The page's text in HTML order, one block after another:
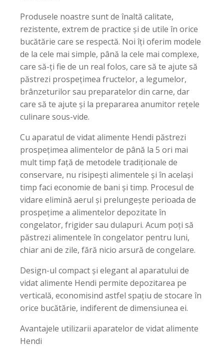
Produsele noastre sunt de înaltă calitate,
rezistente, extrem de practice și de utile în orice
bucătărie care se respectă. Noi îți oferim modele
de la cele mai simple, până la cele mai complexe,
care să-ți fie de un real folos, care să te ajute să
păstrezi prospețimea fructelor, a legumelor,
brânzeturilor sau preparatelor din carne, dar
care să te ajute și la prepararea anumitor rețele
culinare sous-vide.
Cu aparatul de vidat alimente Hendi păstrezi
prospeţimea alimentelor de până la 5 ori mai
mult timp faţă de metodele tradiţionale de
conservare, nu risipeşti alimentele și în acelaşi
timp faci economie de bani şi timp. Procesul de
vidare elimină aerul și prelungeşte perioada de
prospețime a alimentelor depozitate în
congelator, frigider sau dulapuri. Acum poţi să
păstrezi alimentele în congelator pentru luni,
chiar ani de zile, fără nicio arsură de congelare.
Design-ul compact și elegant al aparatului de
vidat alimente Hendi permite depozitarea pe
verticală, economisind astfel spațiu de stocare în
orice bucătărie, indiferent de dimensiunea ei.
Avantajele utilizarii aparatelor de vidat alimente
Hendi